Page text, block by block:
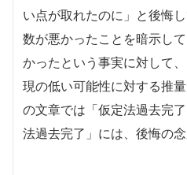
い点が取れたのに」と後悔
数が悪かったことを暗示し
かったという事実に対して
現の低い可能性に対する推
の文章では「仮定法過去完
法過去完了」には、後悔の